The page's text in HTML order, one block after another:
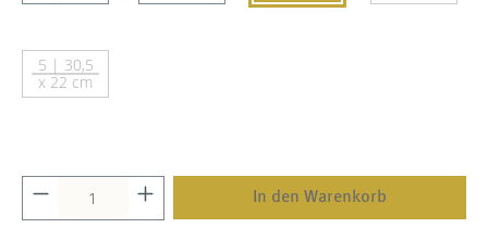
5 | 30,5
x 22 cm
In den Warenkorb